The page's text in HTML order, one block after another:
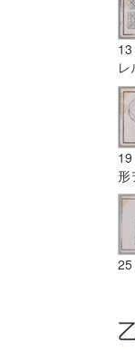
レ
形